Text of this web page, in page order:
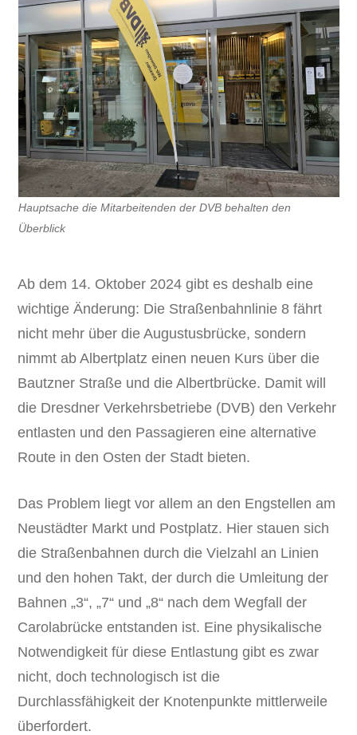
Hauptsache die Mitarbeitenden der DVB behalten den
Überblick
Ab dem 14. Oktober 2024 gibt es deshalb eine
wichtige Änderung: Die Straßenbahnlinie 8 fährt
nicht mehr über die Augustusbrücke, sondern
nimmt ab Albertplatz einen neuen Kurs über die
Bautzner Straße und die Albertbrücke. Damit will
die Dresdner Verkehrsbetriebe (DVB) den Verkehr
entlasten und den Passagieren eine alternative
Route in den Osten der Stadt bieten.
Das Problem liegt vor allem an den Engstellen am
Neustädter Markt und Postplatz. Hier stauen sich
die Straßenbahnen durch die Vielzahl an Linien
und den hohen Takt, der durch die Umleitung der
Bahnen „3“, „7“ und „8“ nach dem Wegfall der
Carolabrücke entstanden ist. Eine physikalische
Notwendigkeit für diese Entlastung gibt es zwar
nicht, doch technologisch ist die
Durchlassfähigkeit der Knotenpunkte mittlerweile
überfordert.